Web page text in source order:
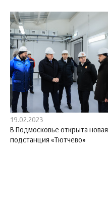
19.02.2023
В Подмосковье открыта новая
подстанция «Тютчево»